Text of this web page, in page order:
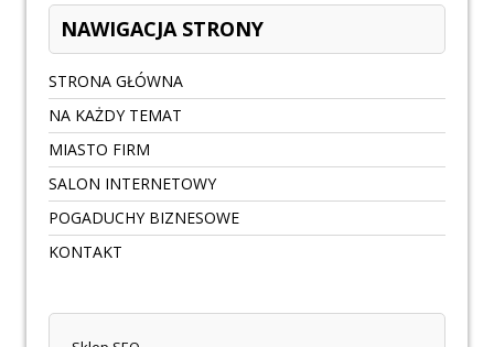
NAWIGACJA STRONY
STRONA GŁÓWNA
NA KAŻDY TEMAT
MIASTO FIRM
SALON INTERNETOWY
POGADUCHY BIZNESOWE
KONTAKT